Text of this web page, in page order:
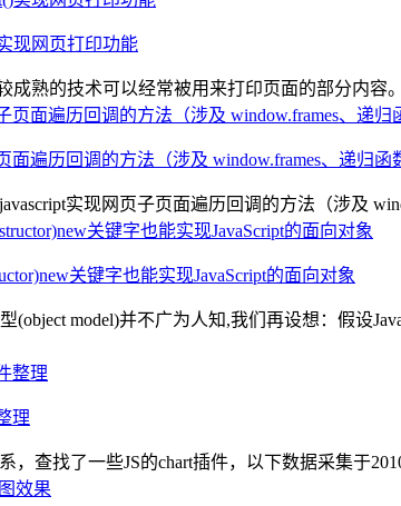
现网页打印功能
成熟的技术可以经常被用来打印页面的部分内容
面遍历回调的方法（涉及 window.frames、递归函
实现网页子页面遍历回调的方法（涉及
关键字也能实现JavaScript的面向对象
(object model)并不广为人知,我们再设想：假设
理
，查找了一些JS的chart插件，以下数据采集于